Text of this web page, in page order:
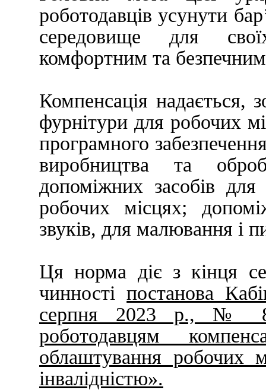
роботодавців усунути
середовище для
комфортним та
Компенсація надається,
фурнітури для робочих
програмного
виробництва та
допоміжних засобів
робочих місцях;
звуків, для малювання і
Ця норма діє з кінця
чинностіпостанова
серпня 2023 р., №
роботодавцям
облаштування робочих
інвалідністю».